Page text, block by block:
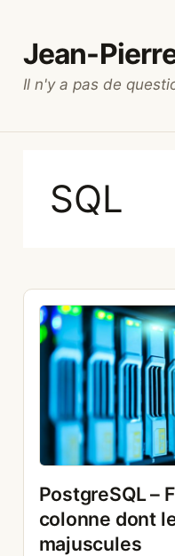
contenu
Jean-
Il n'y a pas de
SQL
PostgreSQL –
colonne dont
majuscules